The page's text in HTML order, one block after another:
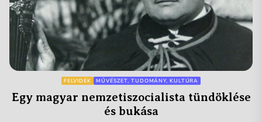
FELVIDÉK MŰVÉSZET, TUDOMÁNY, KULTÚRA
Egy magyar nemzetiszocialista tündöklése
és bukása